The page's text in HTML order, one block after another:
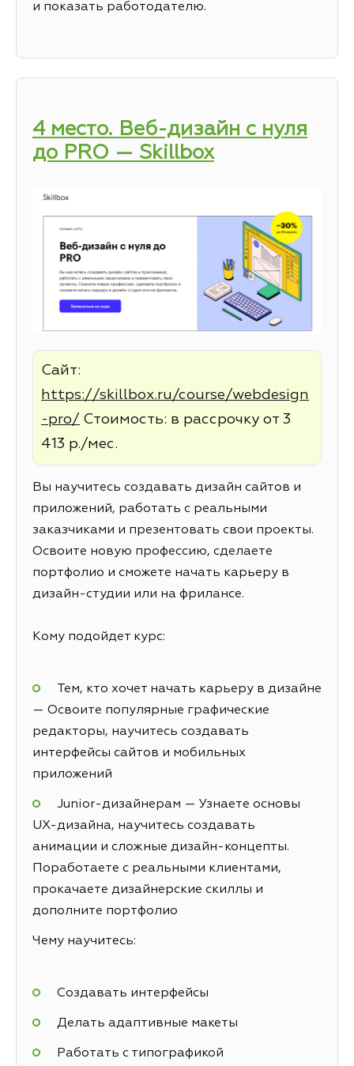
и показать работодателю.
4 место. Веб-дизайн с нуля
до PRO — Skillbox
Сайт:
https://skillbox.ru/course/webdesign
-pro/ Стоимость: в рассрочку от 3
413 р./мес.
Вы научитесь создавать дизайн сайтов и
приложений, работать с реальными
заказчиками и презентовать свои проекты.
Освоите новую профессию, сделаете
портфолио и сможете начать карьеру в
дизайн-студии или на фрилансе.
Кому подойдет курс:
Тем, кто хочет начать карьеру в дизайне
— Освоите популярные графические
редакторы, научитесь создавать
интерфейсы сайтов и мобильных
приложений
Junior-дизайнерам — Узнаете основы
UX-дизайна, научитесь создавать
анимации и сложные дизайн-концепты.
Поработаете с реальными клиентами,
прокачаете дизайнерские скиллы и
дополните портфолио
Чему научитесь:
Создавать интерфейсы
Делать адаптивные макеты
Работать с типографикой